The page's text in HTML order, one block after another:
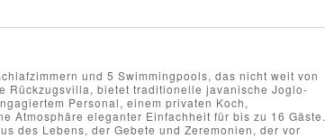
und 5 Swimmingpools, das nicht weit von
Rückzugsvilla, bietet traditionelle javanische Joglo-
Personal, einem privaten Koch,
Atmosphäre eleganter Einfachheit für bis zu 16 Gäste.
des Lebens, der Gebete und Zeremonien, der vor